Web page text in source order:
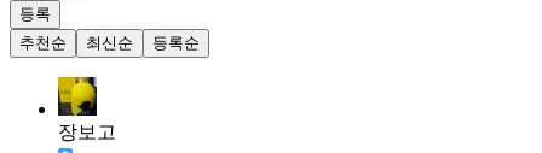
등록
추천순
최신순 등록순
장보고